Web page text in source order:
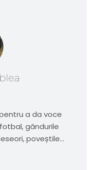
a da voce
gândurile
poveștile...